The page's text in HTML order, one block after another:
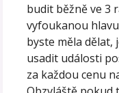
budit běžně ve 3
vyfoukanou
byste měla dělat,
usadit události
za každou cenu